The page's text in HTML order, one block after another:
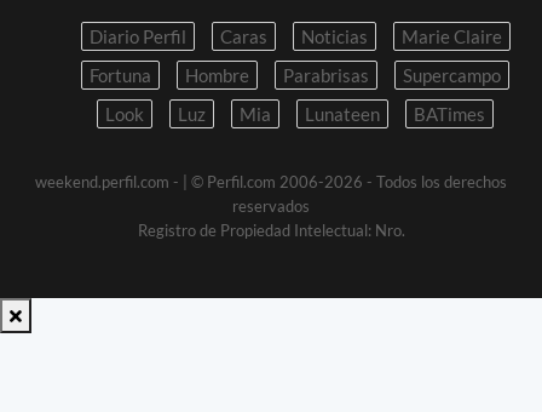
Diario Perfil Caras Noticias
Marie Claire
Fortuna
Hombre Parabrisas
Supercampo
Look
Luz Mia Lunateen BATimes
weekend.perfil.com -
| © Perfil.com 2006-2026 - Todos los derechos
reservados
Registro de Propiedad Intelectual: Nro.